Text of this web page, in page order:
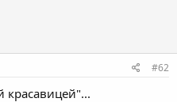
#62
красавицей"...